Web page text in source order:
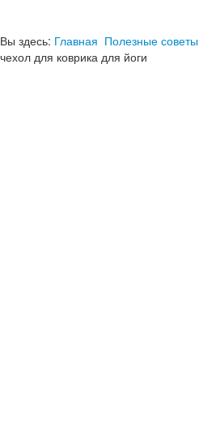
Вы здесь: Главная Полезные советы
чехол для коврика для йоги